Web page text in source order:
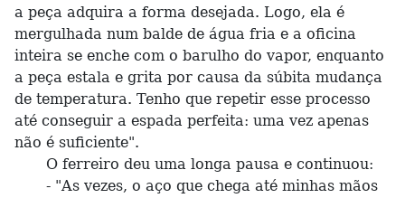
a peça adquira a forma desejada. Logo, ela é
mergulhada num balde de água fria e a oficina
inteira se enche com o barulho do vapor, enquanto
a peça estala e grita por causa da súbita mudança
de temperatura. Tenho que repetir esse processo
até conseguir a espada perfeita: uma vez apenas
não é suficiente".
O ferreiro deu uma longa pausa e continuou:
- "As vezes, o aço que chega até minhas mãos